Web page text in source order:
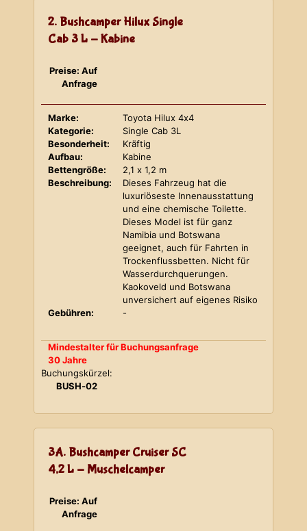
2. Bushcamper Hilux Single
Cab 3 L - Kabine
Preise: Auf
Anfrage
Marke:
Toyota Hilux 4x4
Kategorie:
Single Cab 3L
Besonderheit:
Kräftig
Aufbau:
Kabine
Bettengröße:
2,1 x 1,2 m
Beschreibung:
Dieses Fahrzeug hat die
luxuriöseste Innenausstattung
und eine chemische Toilette.
Dieses Model ist für ganz
Namibia und Botswana
geeignet, auch für Fahrten in
Trockenflussbetten. Nicht für
Wasserdurchquerungen.
Kaokoveld und Botswana
unversichert auf eigenes Risiko
Gebühren:
-
Mindestalter für Buchungsanfrage
30 Jahre
Buchungskürzel:
BUSH-02
3A. Bushcamper Cruiser SC
4,2 L - Muschelcamper
Preise: Auf
Anfrage